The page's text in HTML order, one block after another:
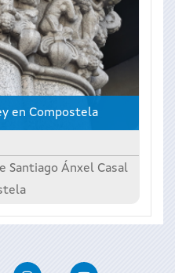
en Compostela
Santiago Ánxel Casal
InstagramYoutube